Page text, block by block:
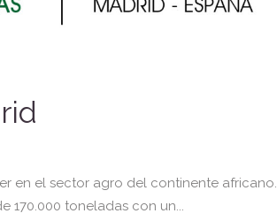
en el sector agro del continente africano.
170.000 toneladas con un...